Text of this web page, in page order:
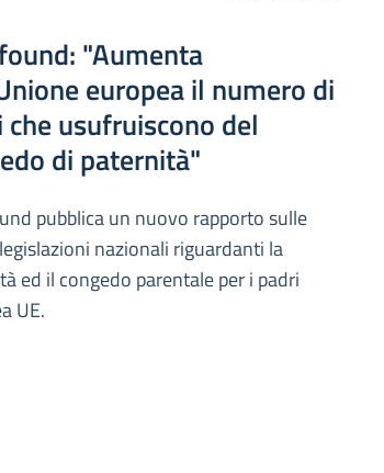
"Aumenta
europea il numero di
che usufruiscono del
di paternità"
pubblica un nuovo rapporto sulle
nazionali riguardanti la
ed il congedo parentale per i padri
UE.